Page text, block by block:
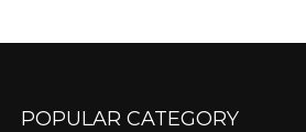
POPULAR CATEGORY